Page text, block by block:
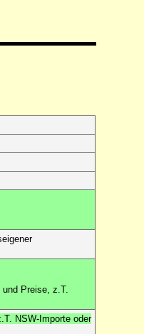
Preise, z.T.
NSW-Importe oder